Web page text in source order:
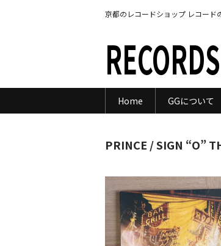
京都のレコードショップ レコード
Home GGについて
PRINCE / SIGN “O”